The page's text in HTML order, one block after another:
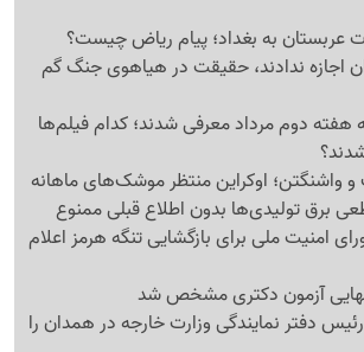
عربستان به بغداد؛ پیام ریاض چیست؟
اجازه ندادند، حقیقت در هیاهوی جنگ گم
دوم مرداد معرفی شدند؛ کدام فیلم‌ها
واشنگتن؛ اوکراین منتظر موشک‌های ماهانه
برق تولیدی‌ها بدون اطلاع قبلی ممنوع
شورای امنیت ملی برای بازگشایی تنگه هرمز اعلام
نهایی آزمون دکتری مشخص شد
دفتر نمایندگی وزارت خارجه در همدان را